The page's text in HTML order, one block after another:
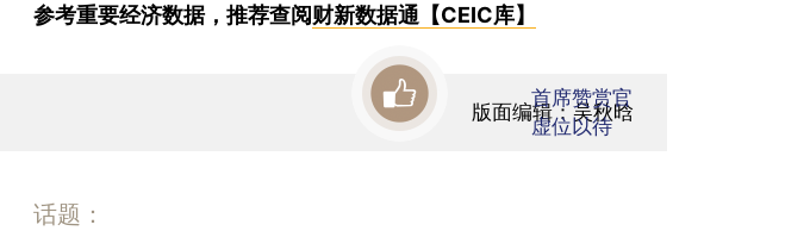
参考重要经济数据，推荐查阅财新数据通【CEIC库】
版面编辑：吴秋晗
首席赞赏官
虚位以待
话题：